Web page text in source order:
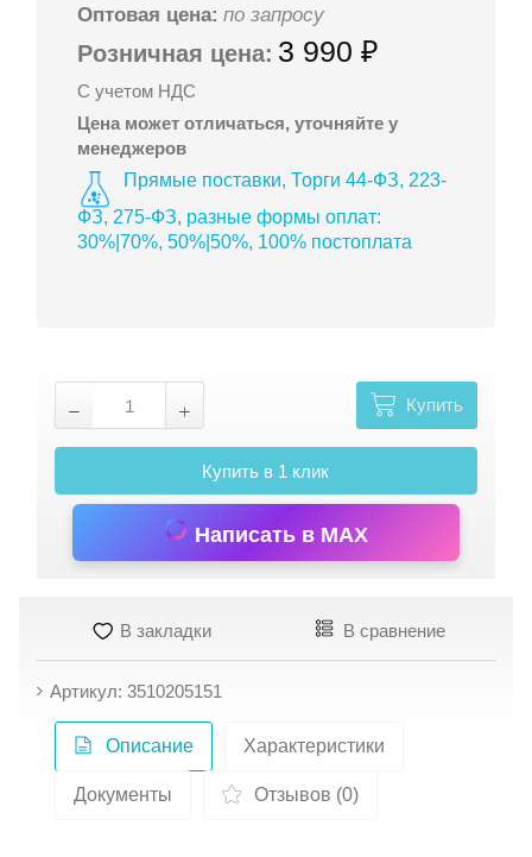
Оптовая цена: по запросу
Розничная цена: 3 990 ₽
С учетом НДС
Цена может отличаться, уточняйте у
менеджеров
Прямые поставки, Торги 44-ФЗ, 223-
ФЗ, 275-ФЗ, разные формы оплат:
30%|70%, 50%|50%, 100% постоплата
Купить
Купить в 1 клик
Написать в MAX
В закладки В сравнение
Артикул: 3510205151
Описание Характеристики
Документы Отзывов (0)